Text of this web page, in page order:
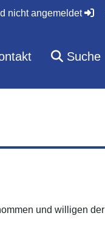
nicht angemeldet
Suche
und willigen der